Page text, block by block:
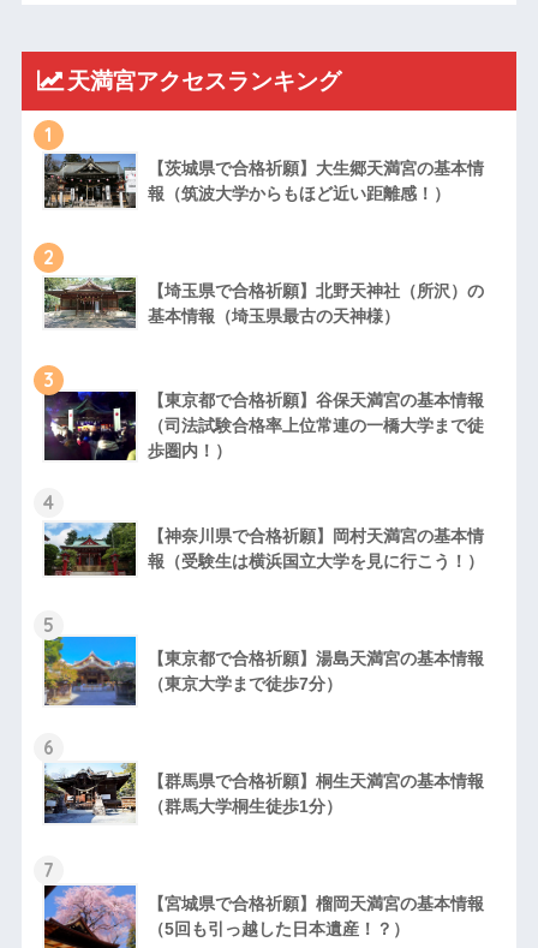
天満宮アクセスランキング
1
【茨城県で合格祈願】大生郷天満宮の基本情
報（筑波大学からもほど近い距離感！）
2
【埼玉県で合格祈願】北野天神社（所沢）の
基本情報（埼玉県最古の天神様）
3
【東京都で合格祈願】谷保天満宮の基本情報
（司法試験合格率上位常連の一橋大学まで徒
歩圏内！）
4
【神奈川県で合格祈願】岡村天満宮の基本情
報（受験生は横浜国立大学を見に行こう！）
5
【東京都で合格祈願】湯島天満宮の基本情報
（東京大学まで徒歩7分）
6
【群馬県で合格祈願】桐生天満宮の基本情報
（群馬大学桐生徒歩1分）
7
【宮城県で合格祈願】榴岡天満宮の基本情報
（5回も引っ越した日本遺産！？）